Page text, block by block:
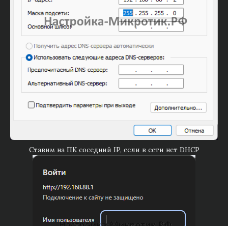
Ставим на ПК соседний IP, если в сети нет DHCP